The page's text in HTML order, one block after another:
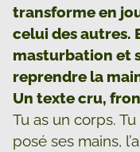
transforme en
celui des autres.
masturbation et
reprendre la
Un texte cru,
Tu as un corps.
posé ses mains,